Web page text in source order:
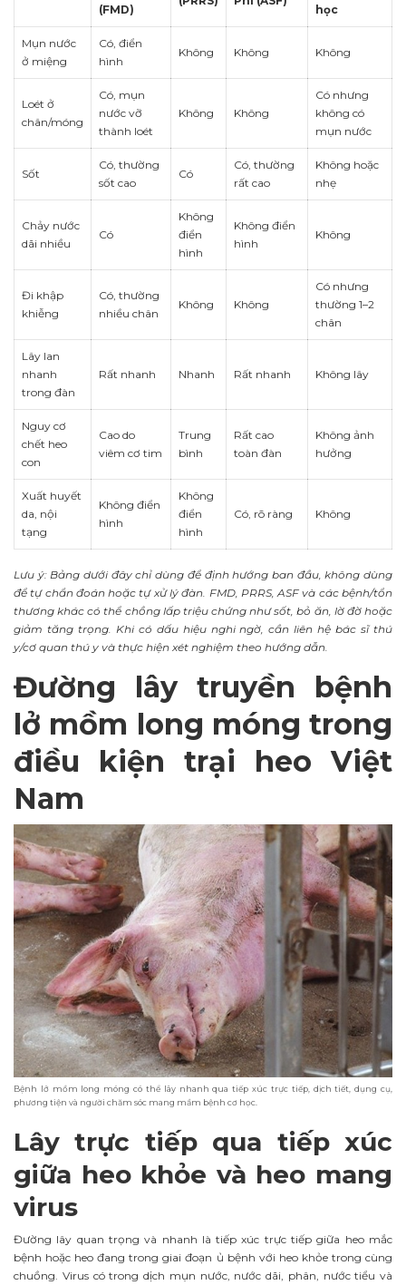
(FMD) học
Mụn nước
ở miệng
Có, điển
hình
Không Không Không
Loét ở
chân/móng
Có, mụn
nước vỡ
thành loét
Không Không
Có nhưng
không có
mụn nước
Sốt
Có, thường
sốt cao
Có
Có, thường
rất cao
Không hoặc
nhẹ
Chảy nước
dãi nhiều
Có
Không
điển
hình
Không điển
hình
Không
Đi khập
khiễng
Có, thường
nhiều chân
Không Không
Có nhưng
thường 1–2
chân
Lây lan
nhanh
trong đàn
Rất nhanh Nhanh Rất nhanh Không lây
Nguy cơ
chết heo
con
Cao do
viêm cơ tim
Trung
bình
Rất cao
toàn đàn
Không ảnh
hưởng
Xuất huyết
da, nội
tạng
Không điển
hình
Không
điển
hình
Có, rõ ràng Không
Lưu ý: Bảng dưới đây chỉ dùng để định hướng ban đầu, không dùng
để tự chẩn đoán hoặc tự xử lý đàn. FMD, PRRS, ASF và các bệnh/tổn
thương khác có thể chồng lấp triệu chứng như sốt, bỏ ăn, lờ đờ hoặc
giảm tăng trọng. Khi có dấu hiệu nghi ngờ, cần liên hệ bác sĩ thú
y/cơ quan thú y và thực hiện xét nghiệm theo hướng dẫn.
Đường lây truyền bệnh
lở mồm long móng trong
điều kiện trại heo Việt
Nam
Bệnh lở mồm long móng có thể lây nhanh qua tiếp xúc trực tiếp, dịch tiết, dụng cụ,
phương tiện và người chăm sóc mang mầm bệnh cơ học.
Lây trực tiếp qua tiếp xúc
giữa heo khỏe và heo mang
virus
Đường lây quan trọng và nhanh là tiếp xúc trực tiếp giữa heo mắc
bệnh hoặc heo đang trong giai đoạn ủ bệnh với heo khỏe trong cùng
chuồng. Virus có trong dịch mụn nước, nước dãi, phân, nước tiểu và